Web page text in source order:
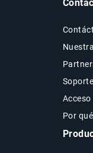
Soporte
Acceso
Por